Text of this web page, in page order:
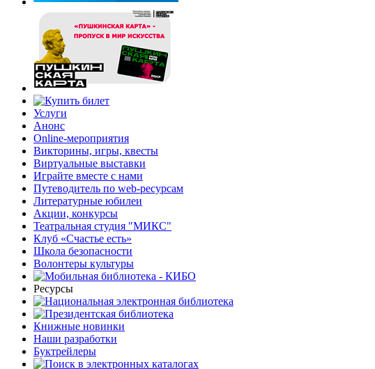
Услуги
Анонс
Online-мероприятия
Викторины, игры, квесты
Виртуальные выставки
Играйте вместе с нами
Путеводитель по web-ресурсам
Литературные юбилеи
Акции, конкурсы
Театральная студия "МИКС"
Клуб «Счастье есть»
Школа безопасности
Волонтеры культуры
Ресурсы
Книжные новинки
Наши разработки
Буктрейлеры